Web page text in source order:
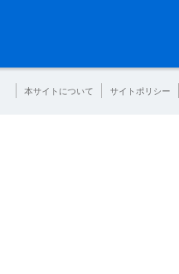
本サイトについて サイトポリシー